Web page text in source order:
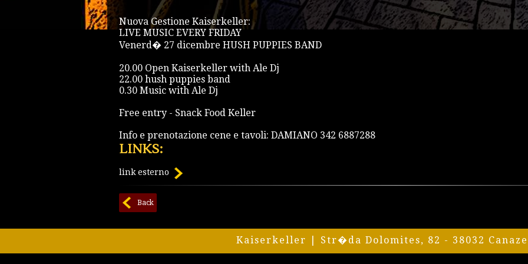
Nuova Gestione Kaiserkeller:
LIVE MUSIC EVERY FRIDAY
Venerd� 27 dicembre HUSH PUPPIES BAND
20.00 Open Kaiserkeller with Ale Dj
22.00 hush puppies band
0.30 Music with Ale Dj
Free entry - Snack Food Keller
Info e prenotazione cene e tavoli: DAMIANO 342 6887288
LINKS:
link esterno
Back
Kaiserkeller | Str�da Dolomites, 82 - 38032